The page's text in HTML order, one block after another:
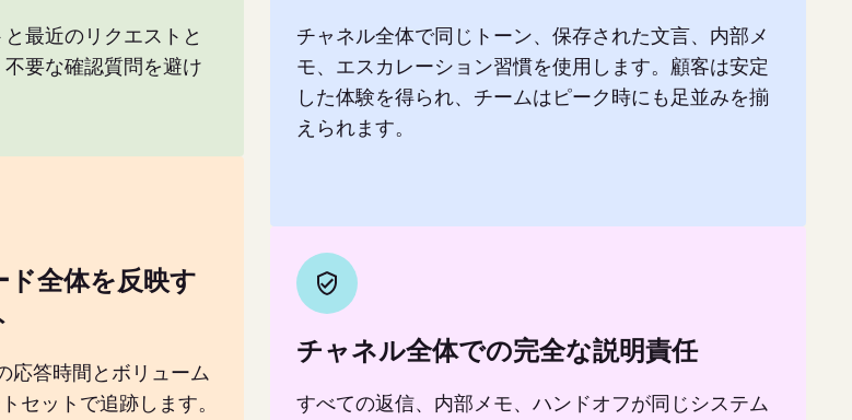
最近のリクエストと
要な確認質問を避け
ド全体を反映す
応答時間とボリューム
セットで追跡します。
チャネル全体で同じトーン、保存された文言、内部メ
モ、エスカレーション習慣を使用します。顧客は安定
した体験を得られ、チームはピーク時にも足並みを揃
えられます。
チャネル全体での完全な説明責任
すべての返信、内部メモ、ハンドオフが同じシステム